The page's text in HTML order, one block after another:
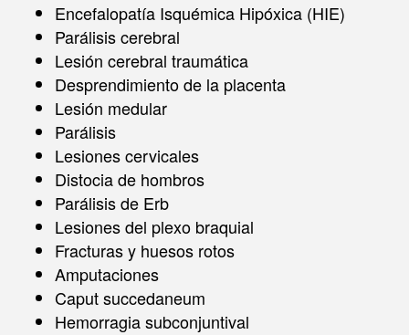
Encefalopatía Isquémica Hipóxica (HIE)
Parálisis cerebral
Lesión cerebral traumática
Desprendimiento de la placenta
Lesión medular
Parálisis
Lesiones cervicales
Distocia de hombros
Parálisis de Erb
Lesiones del plexo braquial
Fracturas y huesos rotos
Amputaciones
Caput succedaneum
Hemorragia subconjuntival